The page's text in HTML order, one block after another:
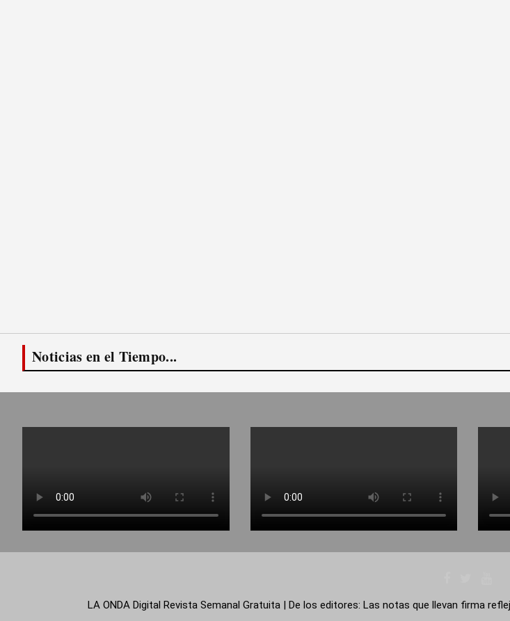
Noticias en el Tiempo...
LA ONDA Digital Revista Semanal Gratuita | De los editores: Las notas que llevan firma